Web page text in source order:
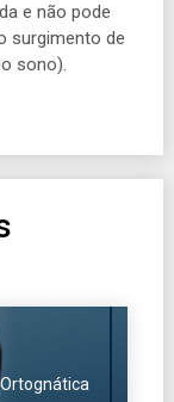
e não pode
surgimento de
sono).